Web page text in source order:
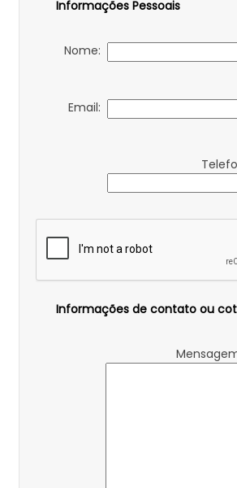
Informações Pessoais
Nome:
Email:
Informações de contato ou